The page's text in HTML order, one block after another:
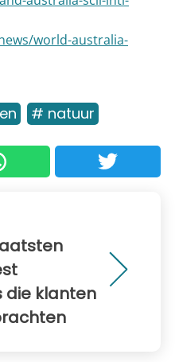
world-australia-
# natuur
die klanten